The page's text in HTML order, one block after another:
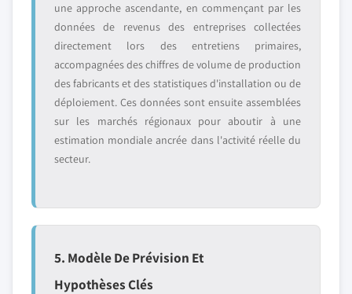
une approche ascendante, en commençant par les
données de revenus des entreprises collectées
directement lors des entretiens primaires,
accompagnées des chiffres de volume de production
des fabricants et des statistiques d'installation ou de
déploiement. Ces données sont ensuite assemblées
sur les marchés régionaux pour aboutir à une
estimation mondiale ancrée dans l'activité réelle du
secteur.
5. Modèle De Prévision Et
Hypothèses Clés